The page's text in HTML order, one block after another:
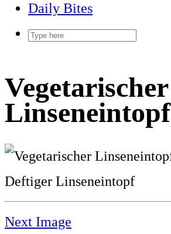
Daily Bites
Vegetarischer
Linseneintopf
Deftiger Linseneintopf
Next Image